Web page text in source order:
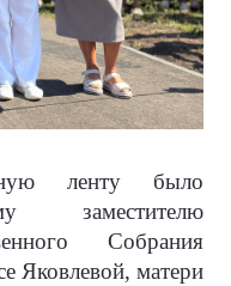
ленту было
заместителю
Собрания
Яковлевой, матери